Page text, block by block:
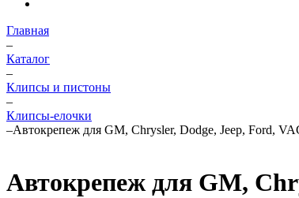
Главная
–
Каталог
–
Клипсы и пистоны
–
Клипсы-елочки
–Автокрепеж для GM, Chrysler, Dodge, Jeep, Ford,
Автокрепеж для GM,